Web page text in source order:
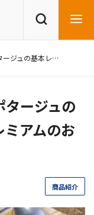
シピを探す
野菜の旨味たっぷり。ポタージュの基本レシピ＆セブンプレミアムのおすすめ商品5選
ージュの
アムのお
商品紹介